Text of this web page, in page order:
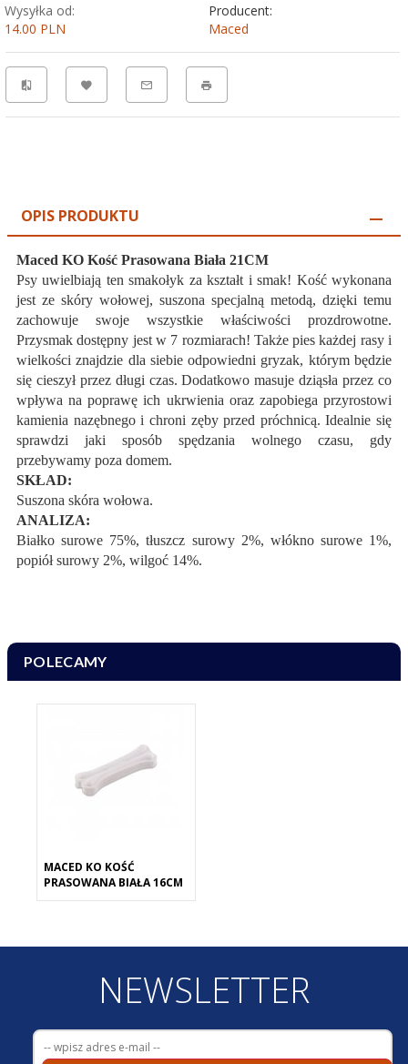
Wysyłka od:
14.00 PLN
Producent:
Maced
OPIS PRODUKTU
Maced KO Kość Prasowana Biała 21CM
Psy uwielbiają ten smakołyk za kształt i smak! Kość wykonana
jest ze skóry wołowej, suszona specjalną metodą, dzięki temu
zachowuje swoje wszystkie właściwości prozdrowotne.
Przysmak dostępny jest w 7 rozmiarach! Także pies każdej rasy i
wielkości znajdzie dla siebie odpowiedni gryzak, którym będzie
się cieszył przez długi czas. Dodatkowo masuje dziąsła przez co
wpływa na poprawę ich ukrwienia oraz zapobiega przyrostowi
kamienia nazębnego i chroni zęby przed próchnicą. Idealnie się
sprawdzi jaki sposób spędzania wolnego czasu, gdy
przebywamy poza domem.
SKŁAD:
Suszona skóra wołowa.
ANALIZA:
Białko surowe 75%, tłuszcz surowy 2%, włókno surowe 1%,
popiół surowy 2%, wilgoć 14%.
POLECAMY
MACED KO KOŚĆ
PRASOWANA BIAŁA 16CM
NEWSLETTER